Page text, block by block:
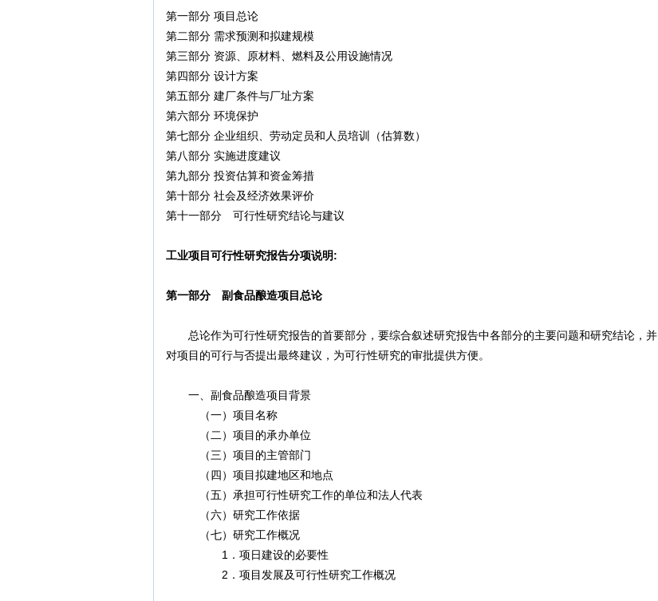
第一部分 项目总论
第二部分 需求预测和拟建规模
第三部分 资源、原材料、燃料及公用设施情况
第四部分 设计方案
第五部分 建厂条件与厂址方案
第六部分 环境保护
第七部分 企业组织、劳动定员和人员培训（估算数）
第八部分 实施进度建议
第九部分 投资估算和资金筹措
第十部分 社会及经济效果评价
第十一部分 可行性研究结论与建议
工业项目可行性研究报告分项说明:
第一部分 副食品酿造项目总论
总论作为可行性研究报告的首要部分，要综合叙述研究报告中各部分的主要问题和研究结论，并
对项目的可行与否提出最终建议，为可行性研究的审批提供方便。
一、副食品酿造项目背景
（一）项目名称
（二）项目的承办单位
（三）项目的主管部门
（四）项目拟建地区和地点
（五）承担可行性研究工作的单位和法人代表
（六）研究工作依据
（七）研究工作概况
1．项日建设的必要性
2．项目发展及可行性研究工作概况